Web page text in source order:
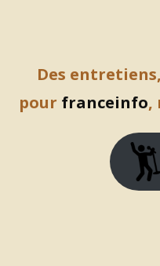
Des
pour franceinfo,